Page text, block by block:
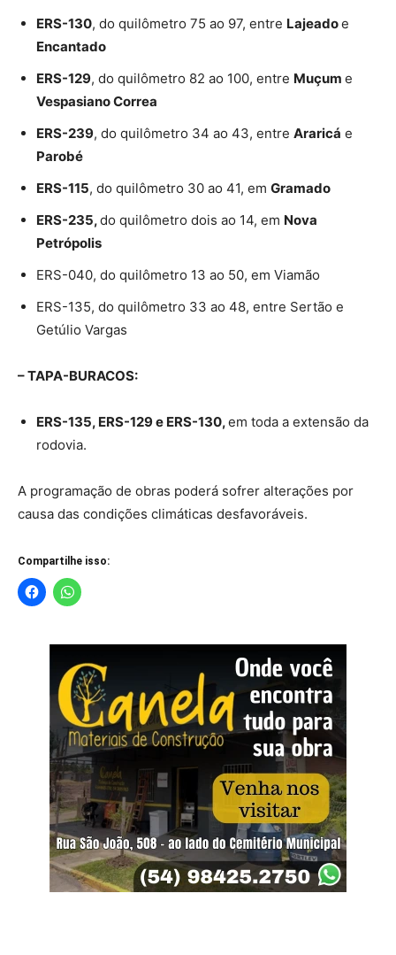
ERS-130, do quilômetro 75 ao 97, entre Lajeadoe
Encantado
ERS-129, do quilômetro 82 ao 100, entre Muçum e
Vespasiano Correa
ERS-239, do quilômetro 34 ao 43, entre Araricá e
Parobé
ERS-115, do quilômetro 30 ao 41, em Gramado
ERS-235,do quilômetro dois ao 14, em Nova
Petrópolis
ERS-040, do quilômetro 13 ao 50, em Viamão
ERS-135, do quilômetro 33 ao 48, entre Sertão e
Getúlio Vargas
– TAPA-BURACOS:
ERS-135, ERS-129 e ERS-130,em toda a extensão da
rodovia.
A programação de obras poderá sofrer alterações por
causa das condições climáticas desfavoráveis.
Compartilhe isso: